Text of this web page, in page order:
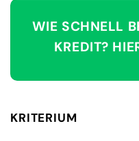
WIE SCHNELL
KREDIT?
KRITERIUM